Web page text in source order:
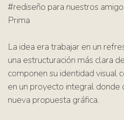
#rediseño para nuestros
Prima
La idea era trabajar en un
una estructuración más clara
componen su identidad visual
en un proyecto integral donde
nueva propuesta gráfica.⁠